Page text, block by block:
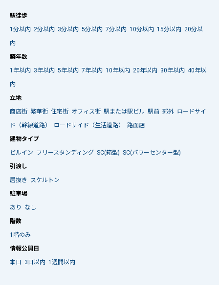
駅徒歩
1分以内 2分以内 3分以内 5分以内 7分以内 10分以内 15分以内 20分以
内
築年数
1年以内 3年以内 5年以内 7年以内 10年以内 20年以内 30年以内 40年以
内
立地
商店街 繁華街 住宅街 オフィス街 駅または駅ビル 駅前 郊外 ロードサイ
ド（幹線道路）
ロードサイド（生活道路）
路面店
建物タイプ
ビルイン フリースタンディング SC(箱型) SC(パワーセンター型)
引渡し
居抜き
スケルトン
駐車場
あり
なし
階数
1階のみ
情報公開日
本日
3日以内 1週間以内